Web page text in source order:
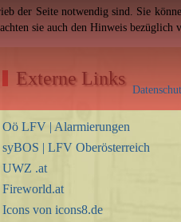
Externe Links
Oö LFV | Alarmierungen
syBOS | LFV Oberösterreich
UWZ .at
Fireworld.at
Icons von icons8.de
der Seite notwendig sind. Sie
sie auch den Hinweis